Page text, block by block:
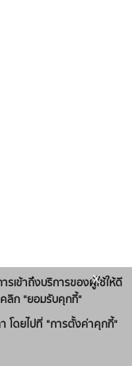
เข้าถึงบริการของผู้ใช้ให้ดี
ลิก "ยอมรับคุกกี้"
โดยไปที่ "การตั้งค่าคุกกี้"
x